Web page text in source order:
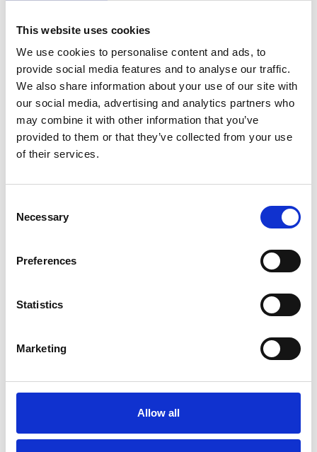
This website uses cookies
We use cookies to personalise content and ads, to
provide social media features and to analyse our traffic.
We also share information about your use of our site with
our social media, advertising and analytics partners who
may combine it with other information that you’ve
provided to them or that they’ve collected from your use
of their services.
Selection
Necessary
Preferences
Statistics
Marketing
Allow all
Italia
due percento